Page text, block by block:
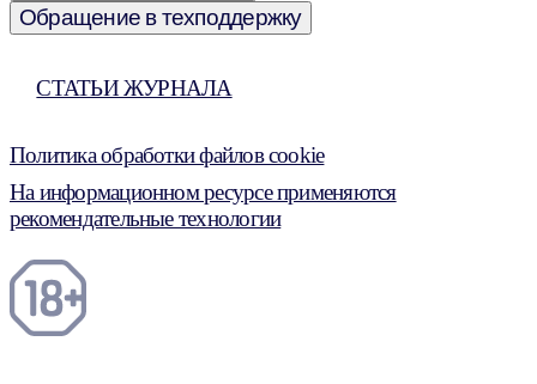
Обращение в техподдержку
СТАТЬИ ЖУРНАЛА
Политика обработки файлов cookie
На информационном ресурсе применяются
рекомендательные технологии